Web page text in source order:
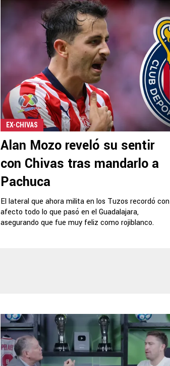
EX-CHIVAS
Alan Mozo reveló su sentir
con Chivas tras mandarlo a
Pachuca
El lateral que ahora milita en los Tuzos recordó con
afecto todo lo que pasó en el Guadalajara,
asegurando que fue muy feliz como rojiblanco.